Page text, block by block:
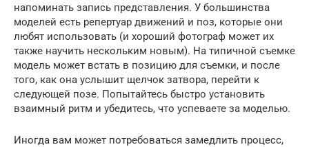
напоминать запись представления. У большинства
моделей есть репертуар движений и поз, которые они
любят использовать (и хороший фотограф может их
также научить нескольким новым). На типичной съемке
модель может встать в позицию для съемки, и после
того, как она услышит щелчок затвора, перейти к
следующей позе. Попытайтесь быстро установить
взаимный ритм и убедитесь, что успеваете за моделью.
Иногда вам может потребоваться замедлить процесс,